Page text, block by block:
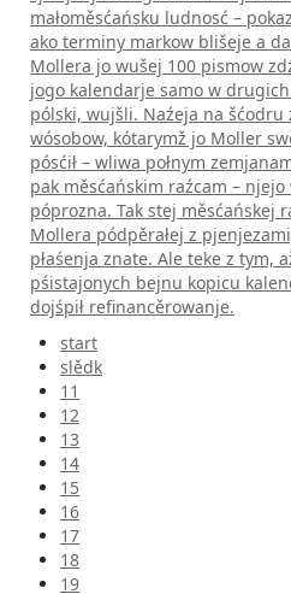
małoměsćańsku ludnosć –
ako terminy markow blišeje a
Mollera jo wušej 100 pismow
jogo kalendarje samo w
pólski, wujšli. Naźeja na šćodru
wósobow, kótarymž jo Moller
pósćił – wliwa połnym
pak měsćańskim raźcam –
póprozna. Tak stej měsćańskej
Mollera pódpěrałej z
płaśenja znate. Ale teke z tym,
pśistajonych bejnu kopicu
dojśpił refinancěrowanje.
start
slědk
11
12
13
14
15
16
17
18
19